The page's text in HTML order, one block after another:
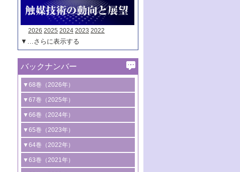
2026 2025 2024 2023 2022
▼…さらに表示する
バックナンバー
▼68巻（2026年）
1号 過酸化水素合成に関する研究動向
2号 コンピューター技術により加速する
触媒開発
3号 有機分子変換やCO 資源化のための
光触媒に関する最近の研究
B号 第137回触媒討論会（2026年）
▼67巻（2025年）
1号 CO
水素化によるグリーン燃料/グリ
ーンケミカル製造
2号 水素製造のための水分解技術に関す
る最近の研究
3号 オレフィン系樹脂の精密合成に関す
▼66巻（2024年）
1号 低次元ナノ構造を有する触媒材料
2号 規制反応場を活用した固体触媒研究
の新展開
3号 未踏分子変換を目指した酸化触媒プ
▼65巻（2023年）
1号 炭素が関わる触媒機能
2号 プラスチックケミカルリサイクルの
ための触媒技術
▼64巻（2022年）
1号 合成ガス製造とCOを用いるケミカル
ズ合成の最新動向
▼63巻（2021年）